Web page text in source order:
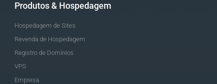
Produtos & Hospedagem
Hospedagem de Sites
Revenda de Hospedagem
Registro de Domínios
VPS
Empresa